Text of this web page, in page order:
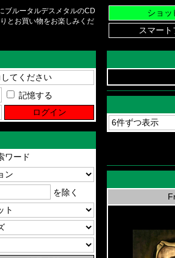
ブルータルデスメタルのCD
とお買い物をお楽しみくだ
記憶する
ワード
を除く